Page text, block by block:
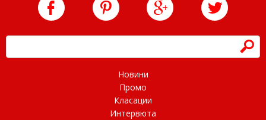
h
Новини
Промо
Класации
Интервюта